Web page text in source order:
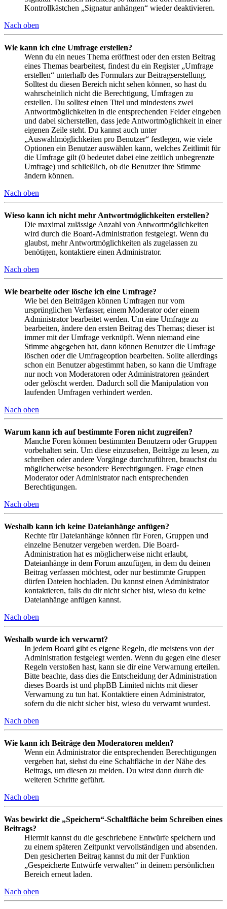
Kontrollkästchen „Signatur anhängen“ wieder deaktivieren.
Nach oben
Wie kann ich eine Umfrage erstellen?
Wenn du ein neues Thema eröffnest oder den ersten Beitrag
eines Themas bearbeitest, findest du ein Register „Umfrage
erstellen“ unterhalb des Formulars zur Beitragserstellung.
Solltest du diesen Bereich nicht sehen können, so hast du
wahrscheinlich nicht die Berechtigung, Umfragen zu
erstellen. Du solltest einen Titel und mindestens zwei
Antwortmöglichkeiten in die entsprechenden Felder eingeben
und dabei sicherstellen, dass jede Antwortmöglichkeit in einer
eigenen Zeile steht. Du kannst auch unter
„Auswahlmöglichkeiten pro Benutzer“ festlegen, wie viele
Optionen ein Benutzer auswählen kann, welches Zeitlimit für
die Umfrage gilt (0 bedeutet dabei eine zeitlich unbegrenzte
Umfrage) und schließlich, ob die Benutzer ihre Stimme
ändern können.
Nach oben
Wieso kann ich nicht mehr Antwortmöglichkeiten erstellen?
Die maximal zulässige Anzahl von Antwortmöglichkeiten
wird durch die Board-Administration festgelegt. Wenn du
glaubst, mehr Antwortmöglichkeiten als zugelassen zu
benötigen, kontaktiere einen Administrator.
Nach oben
Wie bearbeite oder lösche ich eine Umfrage?
Wie bei den Beiträgen können Umfragen nur vom
ursprünglichen Verfasser, einem Moderator oder einem
Administrator bearbeitet werden. Um eine Umfrage zu
bearbeiten, ändere den ersten Beitrag des Themas; dieser ist
immer mit der Umfrage verknüpft. Wenn niemand eine
Stimme abgegeben hat, dann können Benutzer die Umfrage
löschen oder die Umfrageoption bearbeiten. Sollte allerdings
schon ein Benutzer abgestimmt haben, so kann die Umfrage
nur noch von Moderatoren oder Administratoren geändert
oder gelöscht werden. Dadurch soll die Manipulation von
laufenden Umfragen verhindert werden.
Nach oben
Warum kann ich auf bestimmte Foren nicht zugreifen?
Manche Foren können bestimmten Benutzern oder Gruppen
vorbehalten sein. Um diese einzusehen, Beiträge zu lesen, zu
schreiben oder andere Vorgänge durchzuführen, brauchst du
möglicherweise besondere Berechtigungen. Frage einen
Moderator oder Administrator nach entsprechenden
Berechtigungen.
Nach oben
Weshalb kann ich keine Dateianhänge anfügen?
Rechte für Dateianhänge können für Foren, Gruppen und
einzelne Benutzer vergeben werden. Die Board-
Administration hat es möglicherweise nicht erlaubt,
Dateianhänge in dem Forum anzufügen, in dem du deinen
Beitrag verfassen möchtest, oder nur bestimmte Gruppen
dürfen Dateien hochladen. Du kannst einen Administrator
kontaktieren, falls du dir nicht sicher bist, wieso du keine
Dateianhänge anfügen kannst.
Nach oben
Weshalb wurde ich verwarnt?
In jedem Board gibt es eigene Regeln, die meistens von der
Administration festgelegt werden. Wenn du gegen eine dieser
Regeln verstoßen hast, kann sie dir eine Verwarnung erteilen.
Bitte beachte, dass dies die Entscheidung der Administration
dieses Boards ist und phpBB Limited nichts mit dieser
Verwarnung zu tun hat. Kontaktiere einen Administrator,
sofern du die nicht sicher bist, wieso du verwarnt wurdest.
Nach oben
Wie kann ich Beiträge den Moderatoren melden?
Wenn ein Administrator die entsprechenden Berechtigungen
vergeben hat, siehst du eine Schaltfläche in der Nähe des
Beitrags, um diesen zu melden. Du wirst dann durch die
weiteren Schritte geführt.
Nach oben
Was bewirkt die „Speichern“-Schaltfläche beim Schreiben eines
Beitrags?
Hiermit kannst du die geschriebene Entwürfe speichern und
zu einem späteren Zeitpunkt vervollständigen und absenden.
Den gesicherten Beitrag kannst du mit der Funktion
„Gespeicherte Entwürfe verwalten“ in deinem persönlichen
Bereich erneut laden.
Nach oben